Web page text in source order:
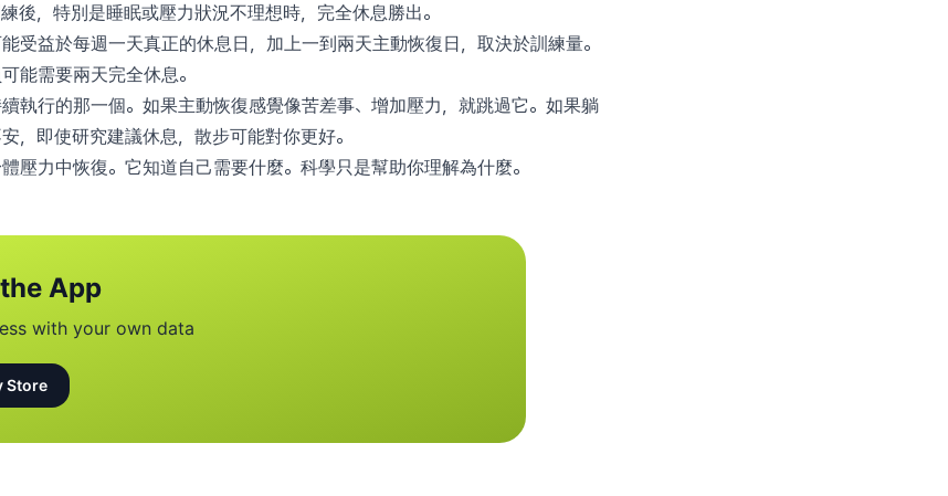
後，特別是睡眠或壓力狀況不理想時，完全休息勝出。
受益於每週一天真正的休息日，加上一到兩天主動恢復日，取決於訓練量。
能需要兩天完全休息。
執行的那一個。如果主動恢復感覺像苦差事、增加壓力，就跳過它。如果躺
，即使研究建議休息，散步可能對你更好。
壓力中恢復。它知道自己需要什麼。科學只是幫助你理解為什麼。
App
with your own data
Store